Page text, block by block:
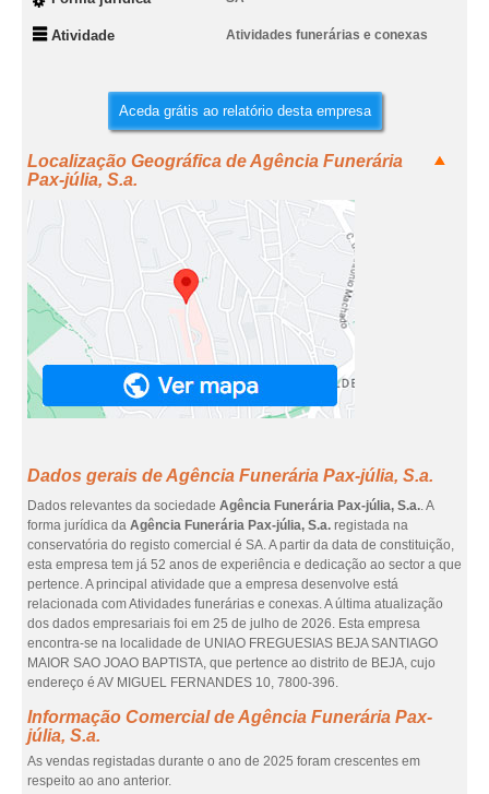
Atividade Atividades funerárias e conexas
Aceda grátis ao relatório desta empresa
Localização Geográfica de Agência Funerária
Pax-júlia, S.a.
Dados gerais de Agência Funerária Pax-júlia, S.a.
Dados relevantes da sociedade Agência Funerária Pax-júlia, S.a.. A
forma jurídica da Agência Funerária Pax-júlia, S.a. registada na
conservatória do registo comercial é SA. A partir da data de constituição,
esta empresa tem já 52 anos de experiência e dedicação ao sector a que
pertence. A principal atividade que a empresa desenvolve está
relacionada com Atividades funerárias e conexas. A última atualização
dos dados empresariais foi em 25 de julho de 2026. Esta empresa
encontra-se na localidade de UNIAO FREGUESIAS BEJA SANTIAGO
MAIOR SAO JOAO BAPTISTA, que pertence ao distrito de BEJA, cujo
endereço é AV MIGUEL FERNANDES 10, 7800-396.
Informação Comercial de Agência Funerária Pax-
júlia, S.a.
As vendas registadas durante o ano de 2025 foram crescentes em
respeito ao ano anterior.